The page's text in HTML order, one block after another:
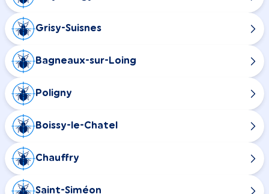
Grisy-Suisnes
Bagneaux-sur-Loing
Poligny
Boissy-le-Chatel
Chauffry
Saint-Siméon